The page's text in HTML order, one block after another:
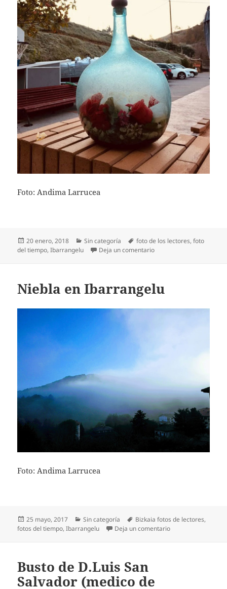
Foto: Andima Larrucea
Publicado
el
20 enero, 2018 Categorías
Sin categoría Etiquetas
foto de los lectores,foto
del tiempo,Ibarrangelu Deja un comentarioen Helada en Ibarrangelu
Niebla en Ibarrangelu
Foto: Andima Larrucea
Publicado
el
25 mayo, 2017 Categorías
Sin categoría Etiquetas
Bizkaia fotos de lectores,
fotos del tiempo,Ibarrangelu Deja un comentarioen Niebla en
Busto de D.Luis San
Salvador (medico de